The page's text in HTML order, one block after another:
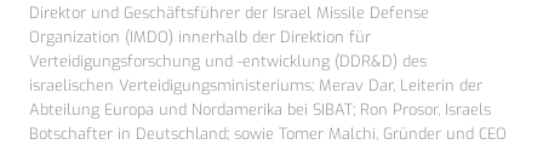
Direktor und Geschäftsführer der Israel Missile Defense
Organization (IMDO) innerhalb der Direktion für
Verteidigungsforschung und -entwicklung (DDR&D) des
israelischen Verteidigungsministeriums; Merav Dar, Leiterin der
Abteilung Europa und Nordamerika bei SIBAT; Ron Prosor, Israels
Botschafter in Deutschland; sowie Tomer Malchi, Gründer und CEO